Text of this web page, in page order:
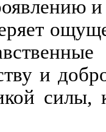
и
и
силы,